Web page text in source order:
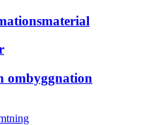
ombyggnation